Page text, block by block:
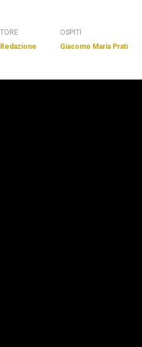
Redazione
OSPITI
Giacomo Maria Prati